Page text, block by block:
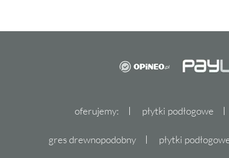
oferujemy: płytki podłogowe
gres drewnopodobny płytki